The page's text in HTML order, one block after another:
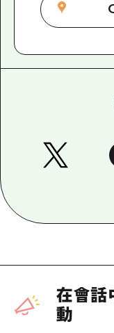
在會話
動